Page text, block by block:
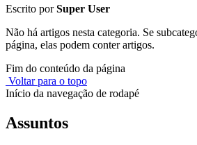
Escrito porSuper User
Não há artigos nesta categoria. Se
página, elas podem conter artigos.
Fim do conteúdo da página
Voltar para o topo
Início da navegação de rodapé
Assuntos